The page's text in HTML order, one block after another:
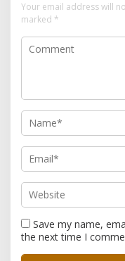
Your email address will
marked *
Save my name,
the next time I